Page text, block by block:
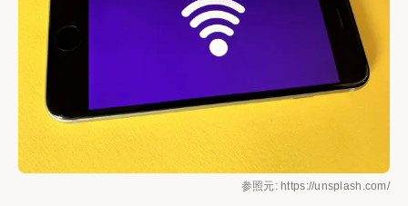
参照元: https://unsplash.com/